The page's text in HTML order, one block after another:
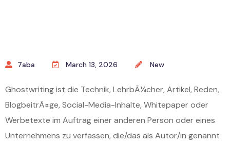
7aba March 13, 2026 New
Ghostwriting ist die Technik, LehrbÃ¼cher, Artikel, Reden,
BlogbeitrÃ¤ge, Social-Media-Inhalte, Whitepaper oder
Werbetexte im Auftrag einer anderen Person oder eines
Unternehmens zu verfassen, die/das als Autor/in genannt